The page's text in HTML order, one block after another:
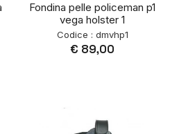
Fondina pelle policeman p1
vega holster 1
Codice : dmvhp1
€ 89,00